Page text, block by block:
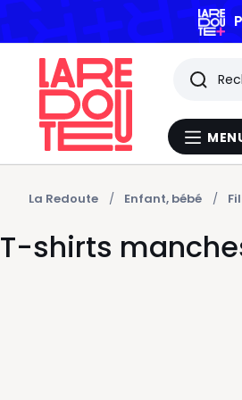
Les
La Redoute Enfant, bébé
T-shirts